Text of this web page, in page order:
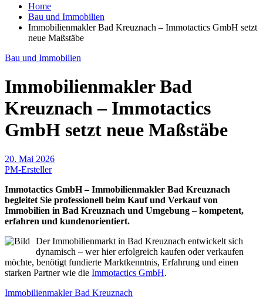
Home
Bau und Immobilien
Immobilienmakler Bad Kreuznach – Immotactics GmbH setzt
neue Maßstäbe
Bau und Immobilien
Immobilienmakler Bad
Kreuznach – Immotactics
GmbH setzt neue Maßstäbe
20. Mai 2026
PM-Ersteller
Immotactics GmbH – Immobilienmakler Bad Kreuznach
begleitet Sie professionell beim Kauf und Verkauf von
Immobilien in Bad Kreuznach und Umgebung – kompetent,
erfahren und kundenorientiert.
Der Immobilienmarkt in Bad Kreuznach entwickelt sich
dynamisch – wer hier erfolgreich kaufen oder verkaufen
möchte, benötigt fundierte Marktkenntnis, Erfahrung und einen
starken Partner wie die Immotactics GmbH.
Immobilienmakler Bad Kreuznach